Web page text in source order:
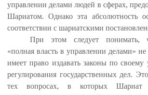
управлении делами людей в сферах,
Шариатом. Однако эта абсолютность
соответствии с шариатскими
При этом следует понимать,
«полная власть в управлении делами» не
имеет право издавать законы по
регулирования государственных дел.
тех вопросах, в которых Шариат